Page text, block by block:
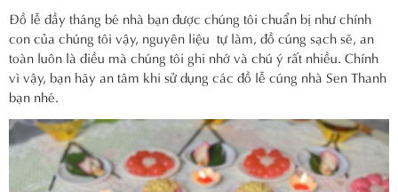
Đồ lễ đầy tháng bé nhà bạn được chúng tôi chuẩn bị như chính
con của chúng tôi vậy, nguyên liệu tự làm, đồ cúng sạch sẽ, an
toàn luôn là điều mà chúng tôi ghi nhớ và chú ý rất nhiều. Chính
vì vậy, bạn hãy an tâm khi sử dụng các đồ lễ cúng nhà Sen Thanh
bạn nhé.